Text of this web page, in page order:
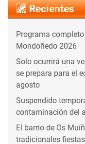
Recientes
Programa
Mondoñedo 2026
Solo ocurrirá una
se prepara para el
agosto
Suspendido
contaminación del
El barrio de Os
tradicionales